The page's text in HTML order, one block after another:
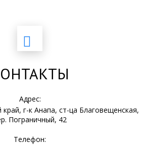
Адрес:
г-к Анапа, ст-ца Благовещенская,
Пограничный, 42
Телефон: